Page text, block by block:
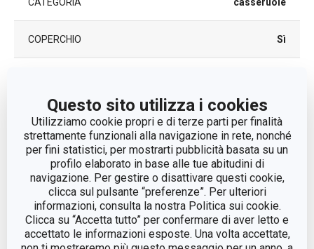
Questo sito utilizza i cookies
Utilizziamo cookie propri e di terze parti per finalità
strettamente funzionali alla navigazione in rete, nonché
per fini statistici, per mostrarti pubblicità basata su un
profilo elaborato in base alle tue abitudini di
navigazione. Per gestire o disattivare questi cookie,
clicca sul pulsante “preferenze”. Per ulteriori
informazioni, consulta la nostra Politica sui cookie.
Clicca su “Accetta tutto” per confermare di aver letto e
accettato le informazioni esposte. Una volta accettate,
COPERCHIO Sì
MATERIALE
acciaio
inossidabile
casseruola
COLORE Acciaio
A INDUZIONE Sì